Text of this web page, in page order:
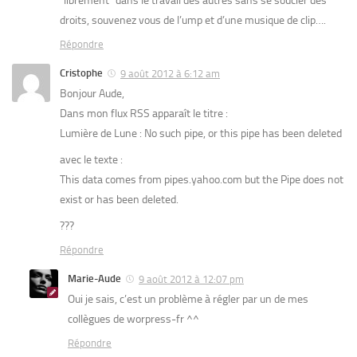
droits, souvenez vous de l’ump et d’une musique de clip….
Répondre
Cristophe 9 août 2012 à 6:12 am
Bonjour Aude,
Dans mon flux RSS apparaît le titre :
Lumière de Lune : No such pipe, or this pipe has been deleted
avec le texte :
This data comes from pipes.yahoo.com but the Pipe does not
exist or has been deleted.
???
Répondre
Marie-Aude 9 août 2012 à 12:07 pm
Oui je sais, c’est un problème à régler par un de mes
collègues de worpress-fr ^^
Répondre